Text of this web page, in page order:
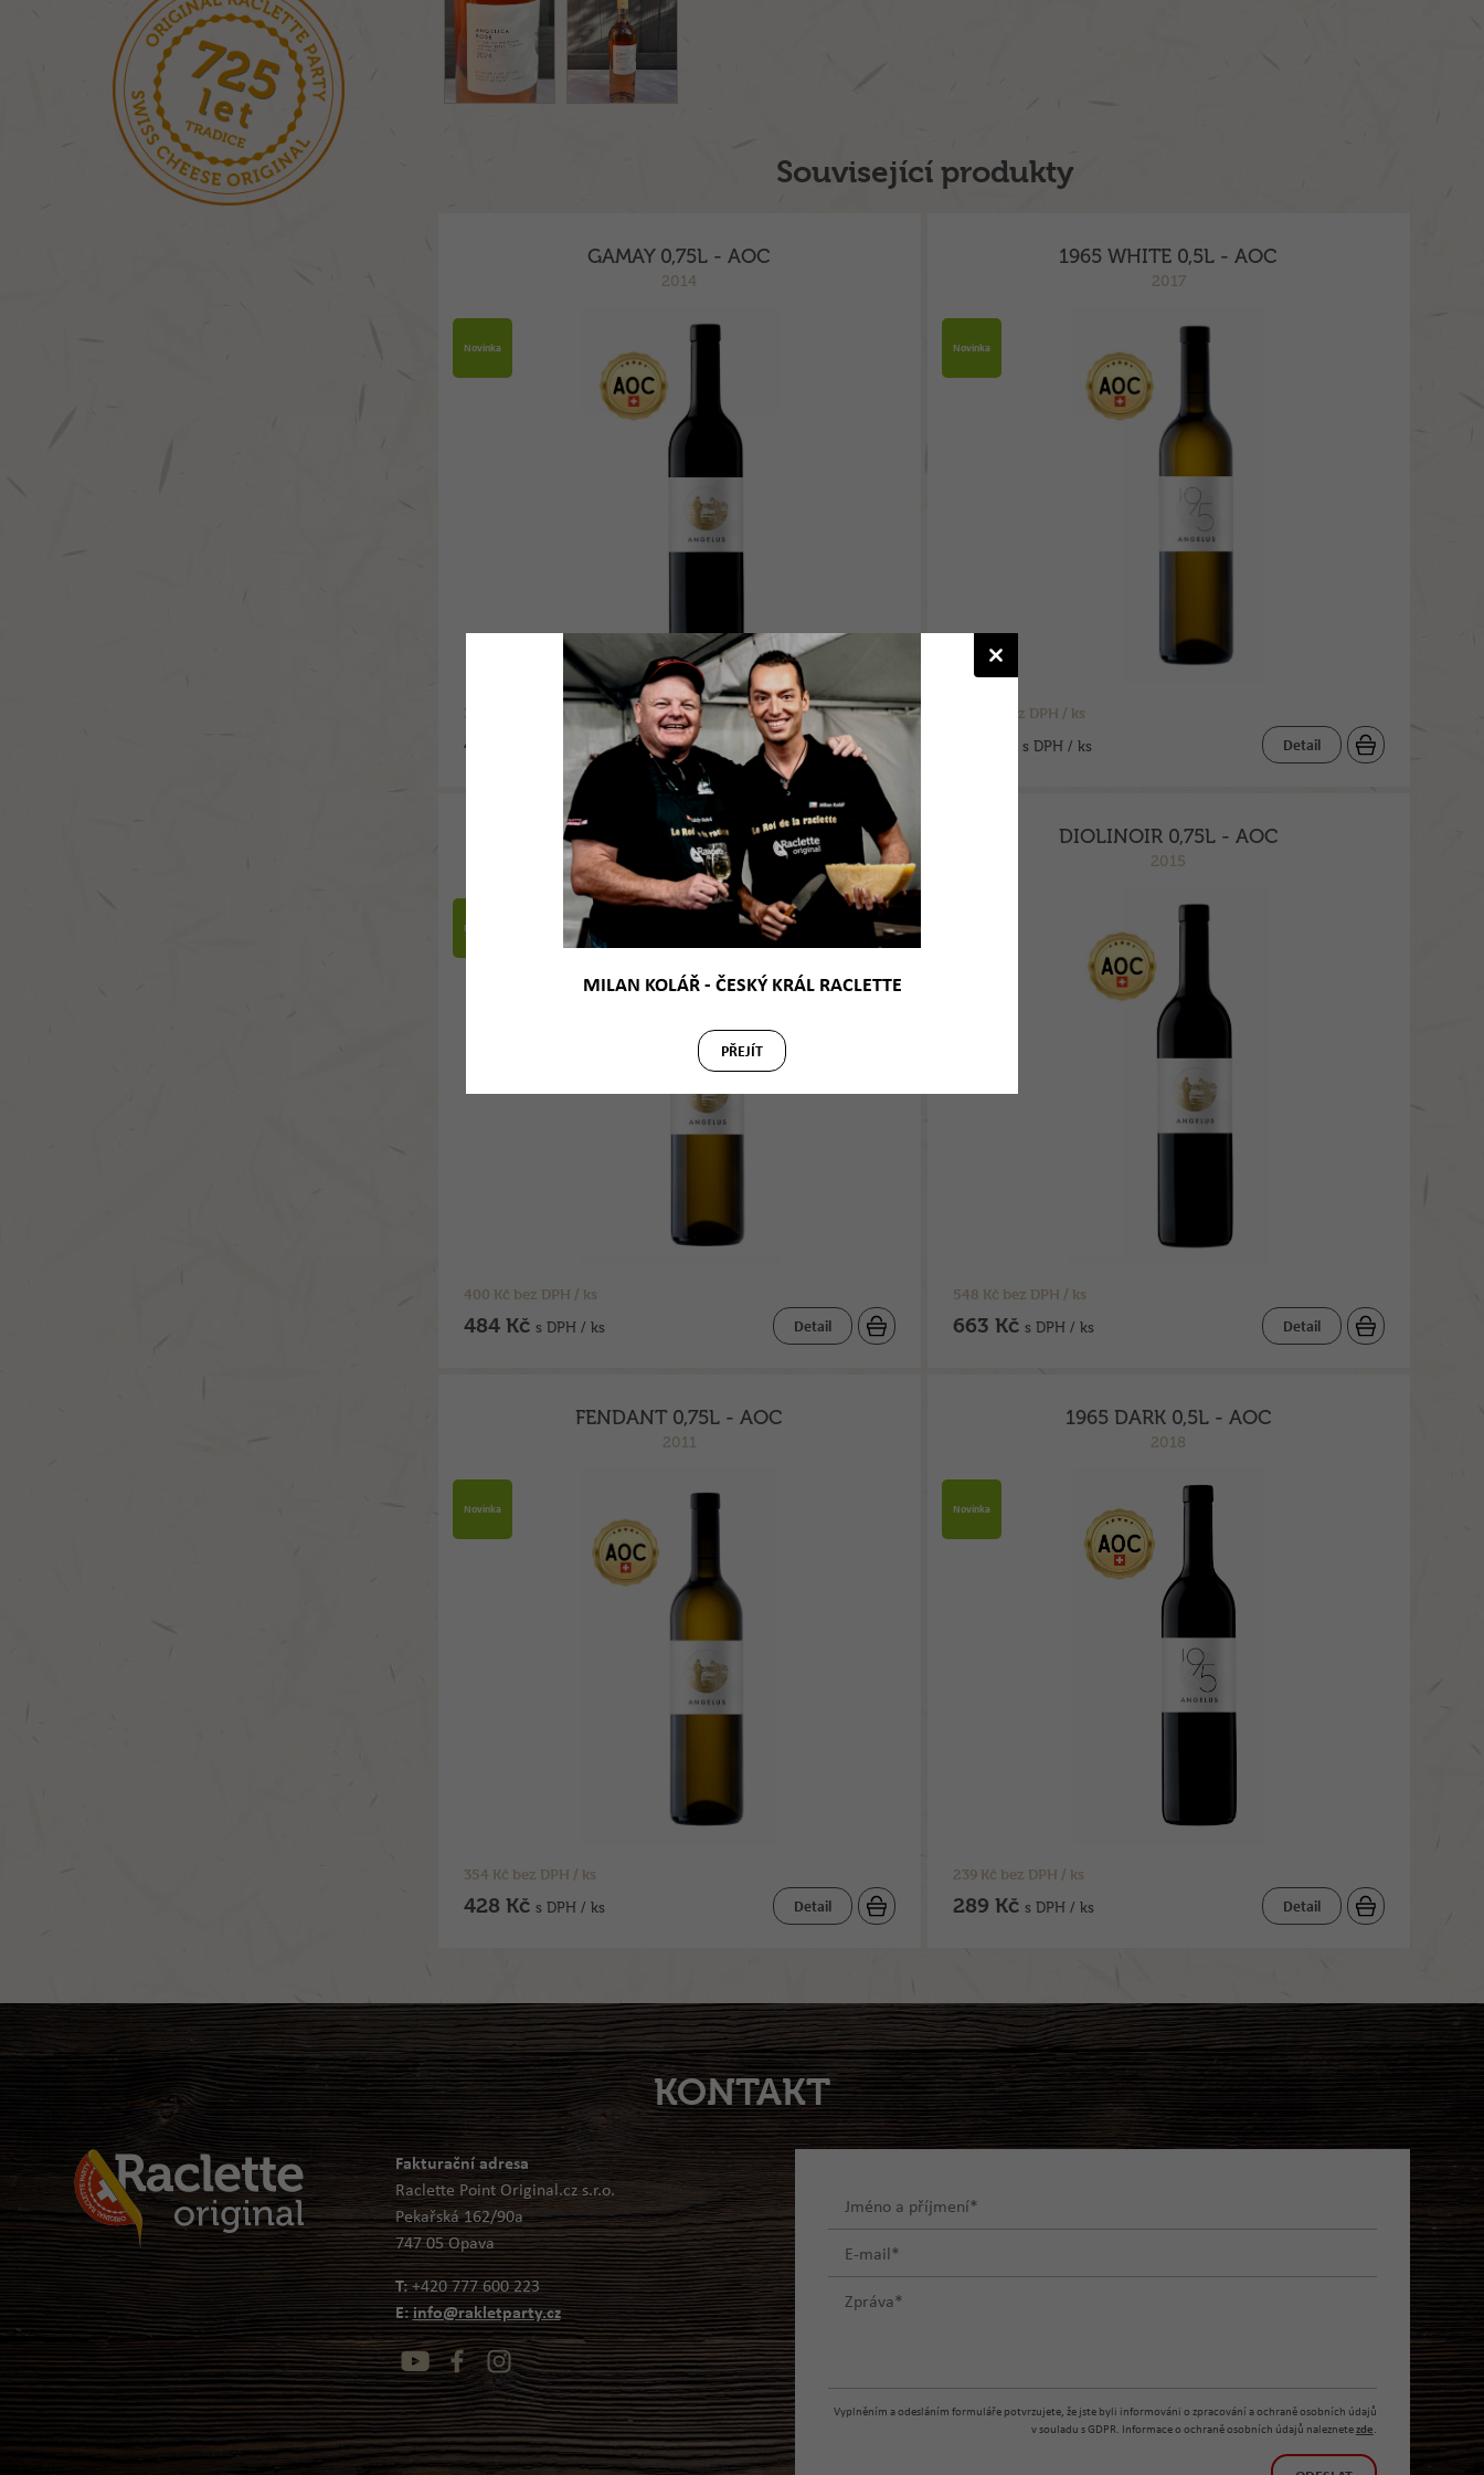
MILAN KOLÁŘ - ČESKÝ KRÁL RACLETTE
PŘEJÍT
Související produkty
GAMAY 0,75L - AOC
2014
Novinka
353 Kč bez DPH / ks
427 Kč Detail
1965 WHITE 0,5L - AOC
2017
Novinka
226 Kč bez DPH / ks
s DPH / ks Detail
JOHANNISBERG 0,75L - AOC
2012
Novinka
400 Kč bez DPH / ks
484 Kčs DPH / ks Detail
DIOLINOIR 0,75L - AOC
2015
548 Kč bez DPH / ks
663 Kč s DPH / ks Detail
FENDANT 0,75L - AOC
2011
Novinka
354 Kč bez DPH / ks
428 Kčs DPH / ks Detail
1965 DARK 0,5L - AOC
2018
Novinka
239 Kč bez DPH / ks
289 Kč s DPH / ks Detail
KONTAKT
Fakturační adresa
Raclette Point Original.cz s.r.o.
Pekařská 162/90a
747 05 Opava
T:+420 777 600 223
E:info@rakletparty.cz
Vyplněním a odesláním formuláře potvrzujete, že jste byli informováni o zpracování a ochraně osobních údajů
v souladu s GDPR. Informace o ochraně osobních údajů naleznetezde.